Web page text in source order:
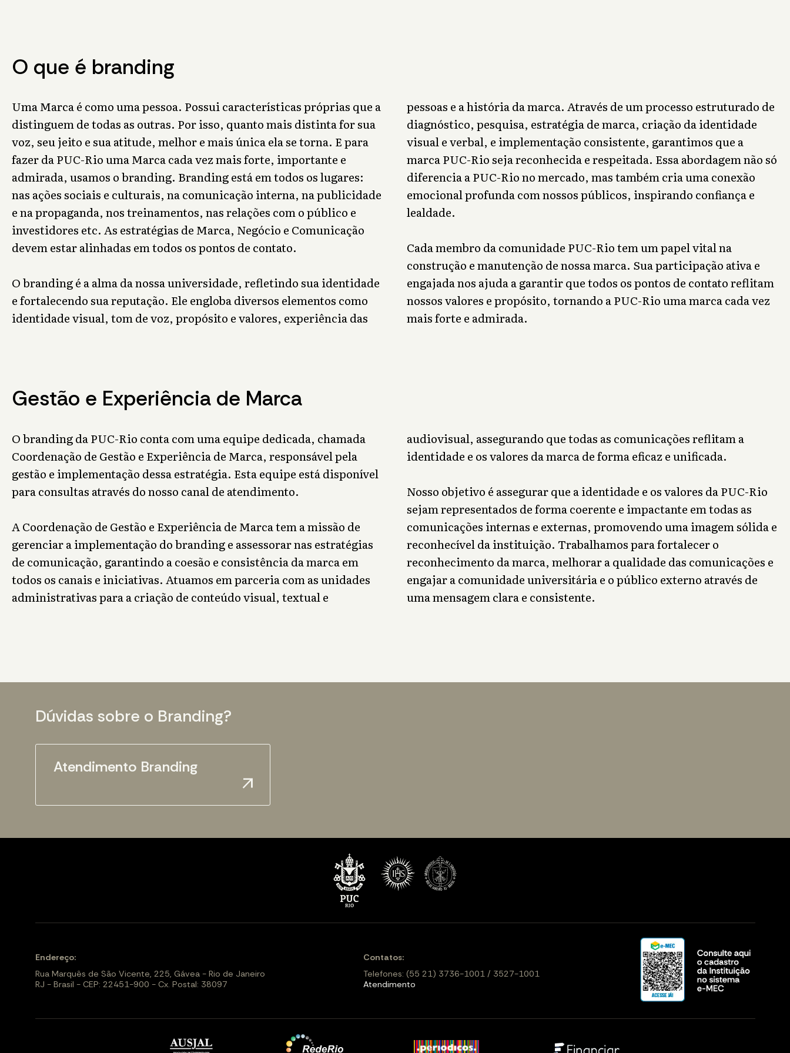
O que é branding
Uma Marca é como uma pessoa. Possui características próprias que a
distinguem de todas as outras. Por isso, quanto mais distinta for sua
voz, seu jeito e sua atitude, melhor e mais única ela se torna. E para
fazer da PUC-Rio uma Marca cada vez mais forte, importante e
admirada, usamos o branding. Branding está em todos os lugares:
nas ações sociais e culturais, na comunicação interna, na publicidade
e na propaganda, nos treinamentos, nas relações com o público e
investidores etc. As estratégias de Marca, Negócio e Comunicação
devem estar alinhadas em todos os pontos de contato.
O branding é a alma da nossa universidade, refletindo sua identidade
e fortalecendo sua reputação. Ele engloba diversos elementos como
identidade visual, tom de voz, propósito e valores, experiência das
pessoas e a história da marca. Através de um processo estruturado de
diagnóstico, pesquisa, estratégia de marca, criação da identidade
visual e verbal, e implementação consistente, garantimos que a
marca PUC-Rio seja reconhecida e respeitada. Essa abordagem não só
diferencia a PUC-Rio no mercado, mas também cria uma conexão
emocional profunda com nossos públicos, inspirando confiança e
lealdade.
Cada membro da comunidade PUC-Rio tem um papel vital na
construção e manutenção de nossa marca. Sua participação ativa e
engajada nos ajuda a garantir que todos os pontos de contato reflitam
nossos valores e propósito, tornando a PUC-Rio uma marca cada vez
mais forte e admirada.
Gestão e Experiência de Marca
O branding da PUC-Rio conta com uma equipe dedicada, chamada
Coordenação de Gestão e Experiência de Marca, responsável pela
gestão e implementação dessa estratégia. Esta equipe está disponível
para consultas através do nosso canal de atendimento.
A Coordenação de Gestão e Experiência de Marca tem a missão de
gerenciar a implementação do branding e assessorar nas estratégias
de comunicação, garantindo a coesão e consistência da marca em
todos os canais e iniciativas. Atuamos em parceria com as unidades
administrativas para a criação de conteúdo visual, textual e
audiovisual, assegurando que todas as comunicações reflitam a
identidade e os valores da marca de forma eficaz e unificada.
Nosso objetivo é assegurar que a identidade e os valores da PUC-Rio
sejam representados de forma coerente e impactante em todas as
comunicações internas e externas, promovendo uma imagem sólida e
reconhecível da instituição. Trabalhamos para fortalecer o
reconhecimento da marca, melhorar a qualidade das comunicações e
engajar a comunidade universitária e o público externo através de
uma mensagem clara e consistente.
Dúvidas sobre o Branding?
Atendimento Branding
arrow_outward